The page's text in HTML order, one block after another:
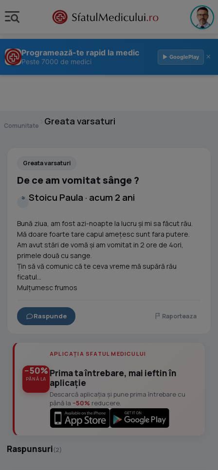
Programează-te rapid la medic
Peste 7000 de medici
▶ GooglePlay ×
Comunitate Greata varsaturi
Greata varsaturi
De ce am vomitat sânge ?
S Stoicu Paula · acum 2 ani
Bună ziua, am fost azi-noapte la lucru și mi sa făcut rău.
Mă doare foarte tare capul amețesc sunt fara putere.
Am avut stări de vomă și am vomitat in 2 ore de 4ori,
primele două cu sange.
Țin să vă comunic că te ceva vreme mă supără rău
ficatul...
Mulțumesc frumos
Raspunde Raporteaza
−50%
PÂNĂ LA
APLICAȚIA SFATUL MEDICULUI
Prima ta întrebare, mai ieftin în
aplicație
Descarcă aplicația și pune prima întrebare cu
până la −50% reducere.
Raspunsuri(2)